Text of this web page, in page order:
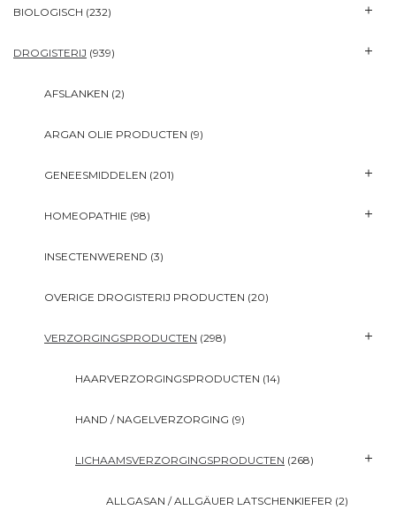
BIOLOGISCH (232)
DROGISTERIJ (939)
AFSLANKEN (2)
ARGAN OLIE PRODUCTEN (9)
GENEESMIDDELEN (201)
HOMEOPATHIE (98)
INSECTENWEREND (3)
OVERIGE DROGISTERIJ PRODUCTEN (20)
VERZORGINGSPRODUCTEN (298)
HAARVERZORGINGSPRODUCTEN (14)
HAND / NAGELVERZORGING (9)
LICHAAMSVERZORGINGSPRODUCTEN (268)
ALLGASAN / ALLGÄUER LATSCHENKIEFER (2)